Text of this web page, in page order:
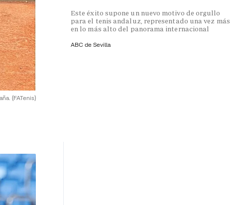
(FATenis)
Este éxito supone un nuevo motivo de orgullo
para el tenis andaluz, representado una vez más
en lo más alto del panorama internacional
ABC de Sevilla